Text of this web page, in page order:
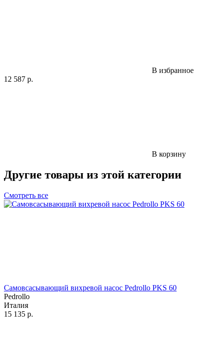
В избранное
12 587 р.
В корзину
Другие товары из этой категории
Смотреть все
Самовсасывающий вихревой насос Pedrollo PKS 60
Pedrollo
Италия
15 135 р.